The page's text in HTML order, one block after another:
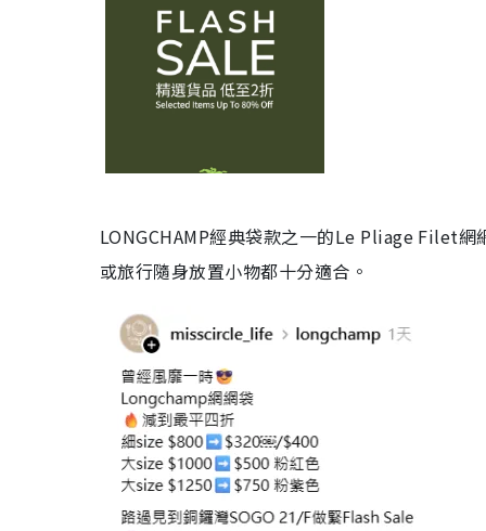
LONGCHAMP經典袋款之一的Le Pliage Filet
或旅行隨身放置小物都十分適合。